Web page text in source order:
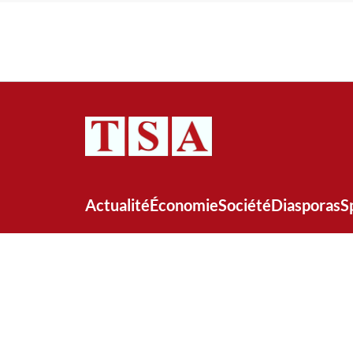
ActualitéÉconomieSociétéDiasporas